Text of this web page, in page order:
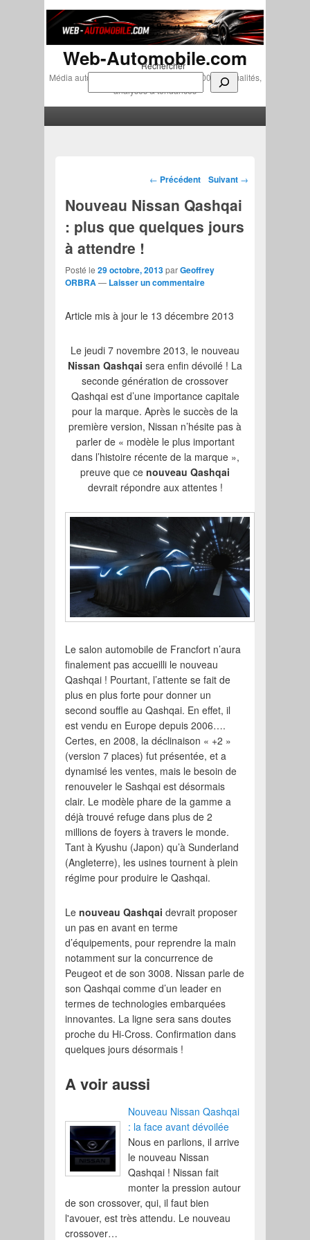
Rechercher
Web-Automobile.com
Média automobile indépendant depuis 2007 • Actualités,
analyses & tendances
Navigation des articles
← Précédent Suivant →
Nouveau Nissan Qashqai
: plus que quelques jours
à attendre !
Posté le29 octobre, 2013parGeoffrey
ORBRA— Laisser un commentaire
Article mis à jour le 13 décembre 2013
Le jeudi 7 novembre 2013, le nouveau
Nissan Qashqai sera enfin dévoilé ! La
seconde génération de crossover
Qashqai est d’une importance capitale
pour la marque. Après le succès de la
première version, Nissan n’hésite pas à
parler de « modèle le plus important
dans l’histoire récente de la marque »,
preuve que ce nouveau Qashqai
devrait répondre aux attentes !
Le salon automobile de Francfort n’aura
finalement pas accueilli le nouveau
Qashqai ! Pourtant, l’attente se fait de
plus en plus forte pour donner un
second souffle au Qashqai. En effet, il
est vendu en Europe depuis 2006….
Certes, en 2008, la déclinaison « +2 »
(version 7 places) fut présentée, et a
dynamisé les ventes, mais le besoin de
renouveler le Sashqai est désormais
clair. Le modèle phare de la gamme a
déjà trouvé refuge dans plus de 2
millions de foyers à travers le monde.
Tant à Kyushu (Japon) qu’à Sunderland
(Angleterre), les usines tournent à plein
régime pour produire le Qashqai.
Lenouveau Qashqai devrait proposer
un pas en avant en terme
d’équipements, pour reprendre la main
notamment sur la concurrence de
Peugeot et de son 3008. Nissan parle de
son Qashqai comme d’un leader en
termes de technologies embarquées
innovantes. La ligne sera sans doutes
proche du Hi-Cross. Confirmation dans
quelques jours désormais !
A voir aussi
Nouveau Nissan Qashqai
: la face avant dévoilée
Nous en parlions, il arrive
le nouveau Nissan
Qashqai ! Nissan fait
monter la pression autour
de son crossover, qui, il faut bien
l'avouer, est très attendu. Le nouveau
crossover…